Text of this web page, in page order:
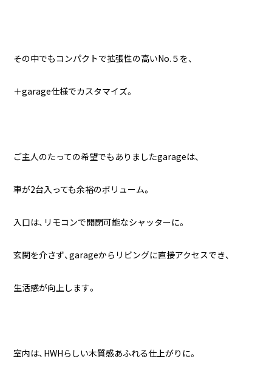
その中でもコンパクトで拡張性の高いNo.５を、
＋garage仕様でカスタマイズ。
ご主人のたっての希望でもありましたgarageは、
車が2台入っても余裕のボリューム。
入口は、リモコンで開閉可能なシャッターに。
玄関を介さず、garageからリビングに直接アクセスでき、
生活感が向上します。
室内は、HWHらしい木質感あふれる仕上がりに。